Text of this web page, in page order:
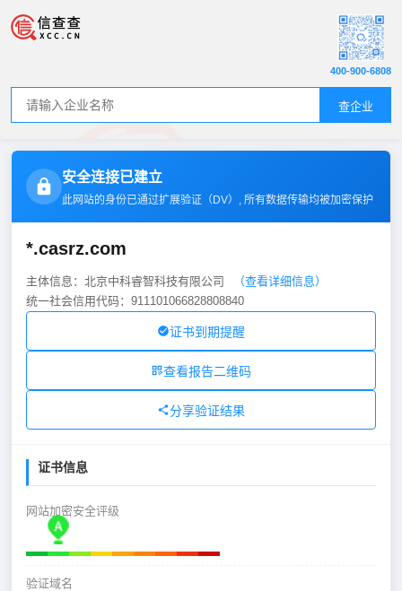
查企业
400-900-6808
安全连接已建立
此网站的身份已通过扩展验证（DV）, 所有数据传输均被加密保护
*.casrz.com
主体信息：北京中科睿智科技有限公司
（查看详细信息）
统一社会信用代码：911101066828808840
证书到期提醒
查看报告二维码
分享验证结果
证书信息
网站加密安全评级
验证域名